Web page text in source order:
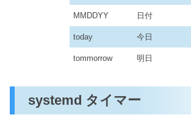
MMDDYY 日付
today 今日
tommorrow 明日
systemd タイマー